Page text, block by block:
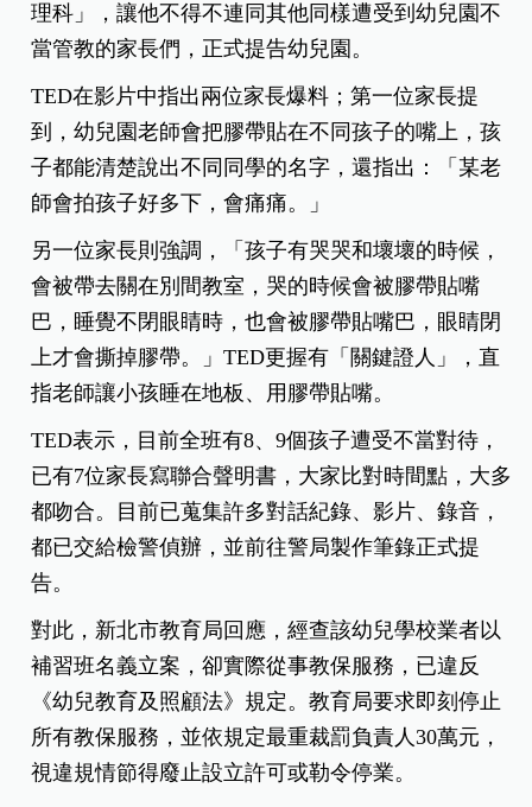
理科」，讓他不得不連同其他同樣遭受到幼兒園不
當管教的家長們，正式提告幼兒園。
TED在影片中指出兩位家長爆料；第一位家長提
到，幼兒園老師會把膠帶貼在不同孩子的嘴上，孩
子都能清楚說出不同同學的名字，還指出：「某老
師會拍孩子好多下，會痛痛。」
另一位家長則強調，「孩子有哭哭和壞壞的時候，
會被帶去關在別間教室，哭的時候會被膠帶貼嘴
巴，睡覺不閉眼睛時，也會被膠帶貼嘴巴，眼睛閉
上才會撕掉膠帶。」TED更握有「關鍵證人」，直
指老師讓小孩睡在地板、用膠帶貼嘴。
TED表示，目前全班有8、9個孩子遭受不當對待，
已有7位家長寫聯合聲明書，大家比對時間點，大多
都吻合。目前已蒐集許多對話紀錄、影片、錄音，
都已交給檢警偵辦，並前往警局製作筆錄正式提
告。
對此，新北市教育局回應，經查該幼兒學校業者以
補習班名義立案，卻實際從事教保服務，已違反
《幼兒教育及照顧法》規定。教育局要求即刻停止
所有教保服務，並依規定最重裁罰負責人30萬元，
視違規情節得廢止設立許可或勒令停業。